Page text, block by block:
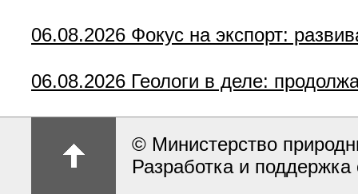
06.08.2026 Фокус на экспорт:
06.08.2026 Геологи в деле:
© Министерство
Разработка и